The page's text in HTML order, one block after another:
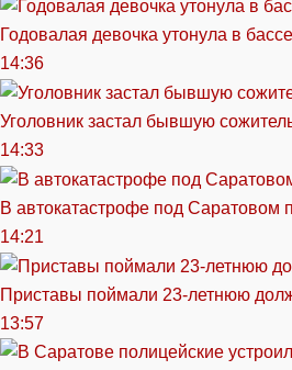
Годовалая девочка утонула в
14:36
Уголовник застал бывшую
14:33
В автокатастрофе под Саратовом
14:21
Приставы поймали 23-летнюю
13:57